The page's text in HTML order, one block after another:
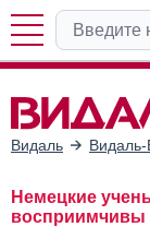
Видаль
Немецкие
восприимчивы